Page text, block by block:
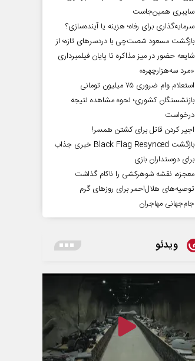
سایبری همین‌جاست
سرمایه‌گذاری برای رفاه؛ هزینه یا آینده‌سازی؟
بازگشت مسعود شصت‌چی با دردسر‌های تازه؛ از
شایعه حضور در میز مذاکره تا پایان فیلمبرداری
«مرد سه‌هزارچهره»
استعلام وام ضروری ۷۵ میلیون تومانی
بازنشستگان کشوری؛ نحوه مشاهده نتیجه
درخواست
اجیر کردن قاتل برای کشتن همسر!
بازگشت Black Flag Resynced خبری جذاب
برای دوستداران بازی
معجزه، نقشه شوهرکشی را ناکام گذاشت
توصیه‌های هلال‌احمر برای روز‌های گرم
جام‌جهانی مهاجران
ویدئو